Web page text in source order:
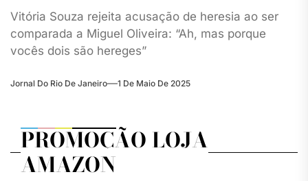
Vitória Souza rejeita acusação de heresia ao ser
comparada a Miguel Oliveira: “Ah, mas porque
vocês dois são hereges”
Jornal Do Rio De Janeiro 1 De Maio De 2025
PROMOÇÃO LOJA
AMAZON